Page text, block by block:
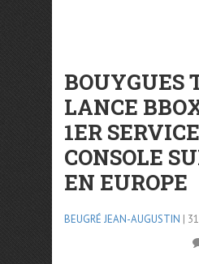
BOUYGUES
LANCE
1ER
CONSOLE
EN EUROPE
BEUGRÉ JEAN-AUGUSTIN |